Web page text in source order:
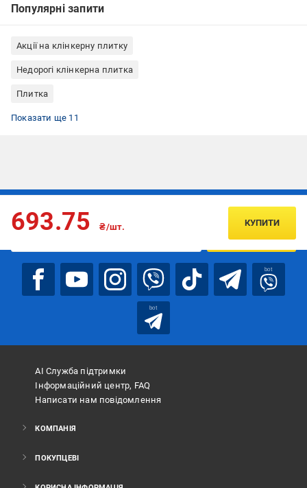
Популярні запити
Акції на клінкерну плитку
Недорогі клінкерна плитка
Плитка
Фасадна плитка
Клінкерна плитка для внутрішнього оздоблення
Цокольна плитка (клінкер для цоколя)
Клінкерна плитка для вулиці
Клінкерна плитка для каміна
Клінкерна плитка матовая
Клінкерна плитка Польща
Клінкерна плитка плитка
Клінкерна плитка Ceramika Paradyz
Клінкерна плитка сіра
Клінкерна плитка для тераси
Показати ще 11
693.75 ₴/шт. КУПИТИ
Підписуйтесь, щоб дізнаватись першим про акції та пропозиції
ПІДПИСАТИСЯ
bot
bot
АІ Служба підтримки
Інформаційний центр, FAQ
Написати нам повідомлення
КОМПАНІЯ
ПОКУПЦЕВІ